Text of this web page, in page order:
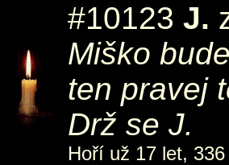
#10123 J.
Miško
ten pravej
Drž se J.
Hoří už 17 let,